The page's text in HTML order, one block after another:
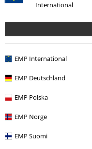
International
EMP International
EMP Deutschland
EMP Polska
EMP Norge
EMP Suomi
Från
More categories. More